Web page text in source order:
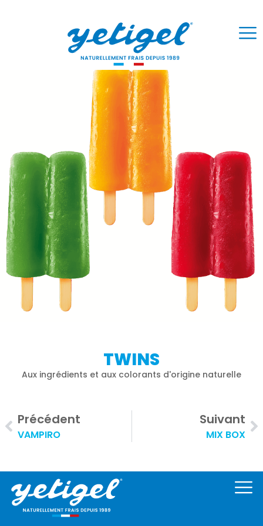
TWINS​
Aux ingrédients et aux colorants d'origine naturelle
Précédent
VAMPIRO​
Suivant
MIX BOX​